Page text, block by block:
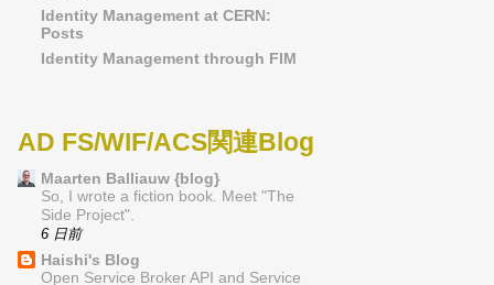
Identity Management at CERN:
Posts
Identity Management through FIM
AD FS/WIF/ACS関連Blog
Maarten Balliauw {blog}
So, I wrote a fiction book. Meet "The
Side Project".
6 日前
Haishi's Blog
Open Service Broker API and Service